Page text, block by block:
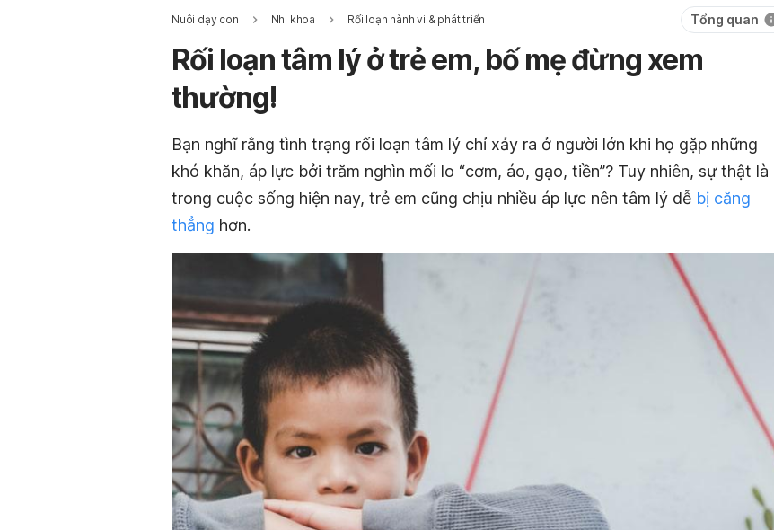
Nuôi dạy con Nhi khoa Rối loạn hành vi & phát triển Tổng quan
Rối loạn tâm lý ở trẻ em, bố mẹ đừng xem
thường!
Bạn nghĩ rằng tình trạng rối loạn tâm lý chỉ xảy ra ở người lớn khi họ gặp những
khó khăn, áp lực bởi trăm nghìn mối lo “cơm, áo, gạo, tiền”? Tuy nhiên, sự thật là
trong cuộc sống hiện nay, trẻ em cũng chịu nhiều áp lực nên tâm lý dễ bị căng
thẳng hơn.